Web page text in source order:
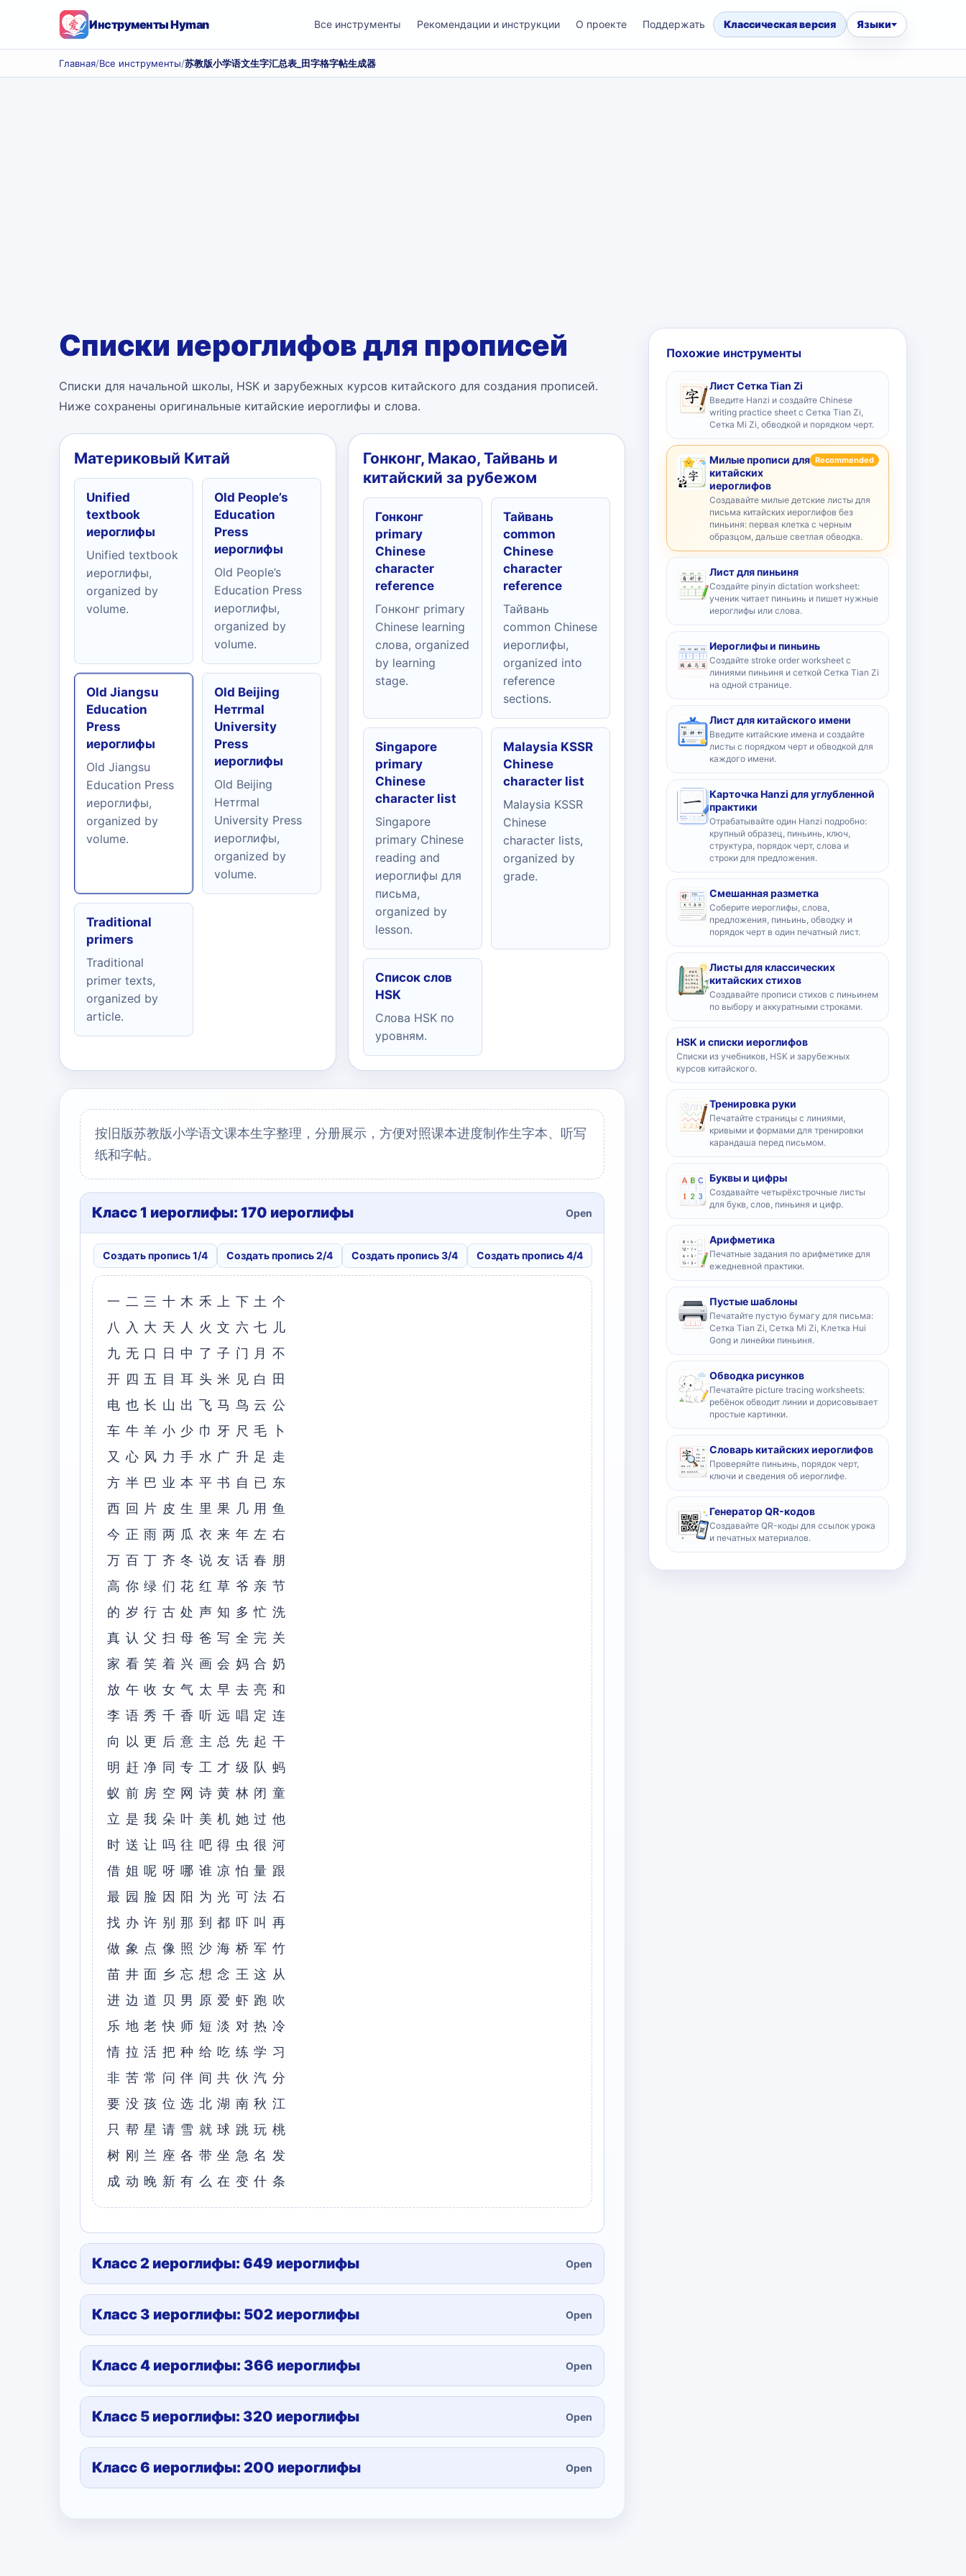
Инструменты Hyman Все инструменты Рекомендации и инструкции О проекте Поддержать Классическая версия Языки
Главная/Все инструменты/苏教版小学语文生字汇总表_田字格字帖生成器
Списки иероглифов для прописей
Списки для начальной школы, HSK и зарубежных курсов китайского для создания прописей.
Ниже сохранены оригинальные китайские иероглифы и слова.
Материковый Китай
Unified
textbook
иероглифы
Unified textbook
иероглифы,
organized by
volume.
Old People’s
Education
Press
иероглифы
Old People’s
Education Press
иероглифы,
organized by
volume.
Old Jiangsu
Education
Press
иероглифы
Old Jiangsu
Education Press
иероглифы,
organized by
volume.
Old Beijing
Нетrmal
University
Press
иероглифы
Old Beijing
Нетrmal
University Press
иероглифы,
organized by
volume.
Traditional
primers
Traditional
primer texts,
organized by
article.
Гонконг, Макао, Тайвань и
китайский за рубежом
Гонконг
primary
Chinese
character
reference
Гонконг primary
Chinese learning
слова, organized
by learning
stage.
Тайвань
common
Chinese
character
reference
Тайвань
common Chinese
иероглифы,
organized into
reference
sections.
Singapore
primary
Chinese
character list
Singapore
primary Chinese
reading and
иероглифы для
письма,
organized by
lesson.
Malaysia KSSR
Chinese
character list
Malaysia KSSR
Chinese
character lists,
organized by
grade.
Список слов
HSK
Слова HSK по
уровням.
按旧版苏教版小学语文课本生字整理，分册展示，方便对照课本进度制作生字本、听写
纸和字帖。
Класс 1 иероглифы: 170 иероглифы Open
Создать пропись 1/4 Создать пропись 2/4 Создать пропись 3/4 Создать пропись 4/4
⼀⼆三⼗⽊⽲上下⼟个
⼋⼊⼤天⼈⽕⽂六七⼉
九⽆⼝⽇中了⼦门⽉不
开四五⽬⽿头⽶见⽩⽥
电也长⼭出飞马鸟云公
车⽜⽺⼩少⼱⽛尺⽑⼘
⼜⼼风⼒⼿⽔⼴升⾜⾛
⽅半巴业本平书⾃已东
西回⽚⽪⽣⾥果⼏⽤鱼
今正⾬两⽠⾐来年左右
万百丁齐冬说友话春朋
⾼你绿们花红草爷亲节
的岁⾏古处声知多忙洗
真认⽗扫母爸写全完关
家看笑着兴画会妈合奶
放午收⼥⽓太早去亮和
李语秀千⾹听远唱定连
向以更后意主总先起⼲
明赶净同专⼯才级队蚂
蚁前房空⽹诗黄林闭童
⽴是我朵叶美机她过他
时送让吗往吧得⾍很河
借姐呢呀哪谁凉怕量跟
最园脸因阳为光可法⽯
找办许别那到都吓叫再
做象点像照沙海桥军⽵
苗井⾯乡忘想念王这从
进边道贝男原爱虾跑吹
乐地⽼快师短淡对热冷
情拉活把种给吃练学习
⾮苦常问伴间共伙汽分
要没孩位选北湖南秋江
只帮星请雪就球跳玩桃
树刚兰座各带坐急名发
成动晚新有么在变什条
Класс 2 иероглифы: 649 иероглифы Open
Класс 3 иероглифы: 502 иероглифы Open
Класс 4 иероглифы: 366 иероглифы Open
Класс 5 иероглифы: 320 иероглифы Open
Класс 6 иероглифы: 200 иероглифы Open
Похожие инструменты
Лист Сетка Tian Zi
Введите Hanzi и создайте Chinese
writing practice sheet с Сетка Tian Zi,
Сетка Mi Zi, обводкой и порядком черт.
Милые прописи для
китайских
иероглифов
Recommended
Создавайте милые детские листы для
письма китайских иероглифов без
пиньиня: первая клетка с черным
образцом, дальше светлая обводка.
Лист для пиньиня
Создайте pinyin dictation worksheet:
ученик читает пиньинь и пишет нужные
иероглифы или слова.
Иероглифы и пиньинь
Создайте stroke order worksheet с
линиями пиньиня и сеткой Сетка Tian Zi
на одной странице.
Лист для китайского имени
Введите китайские имена и создайте
листы с порядком черт и обводкой для
каждого имени.
Карточка Hanzi для углубленной
практики
Отрабатывайте один Hanzi подробно:
крупный образец, пиньинь, ключ,
структура, порядок черт, слова и
строки для предложения.
Смешанная разметка
Соберите иероглифы, слова,
предложения, пиньинь, обводку и
порядок черт в один печатный лист.
Листы для классических
китайских стихов
Создавайте прописи стихов с пиньинем
по выбору и аккуратными строками.
HSK и списки иероглифов
Списки из учебников, HSK и зарубежных
курсов китайского.
Тренировка руки
Печатайте страницы с линиями,
кривыми и формами для тренировки
карандаша перед письмом.
Буквы и цифры
Создавайте четырёхстрочные листы
для букв, слов, пиньиня и цифр.
Арифметика
Печатные задания по арифметике для
ежедневной практики.
Пустые шаблоны
Печатайте пустую бумагу для письма:
Сетка Tian Zi, Сетка Mi Zi, Клетка Hui
Gong и линейки пиньиня.
Обводка рисунков
Печатайте picture tracing worksheets:
ребёнок обводит линии и дорисовывает
простые картинки.
Словарь китайских иероглифов
Проверяйте пиньинь, порядок черт,
ключи и сведения об иероглифе.
Генератор QR-кодов
Создавайте QR-коды для ссылок урока
и печатных материалов.